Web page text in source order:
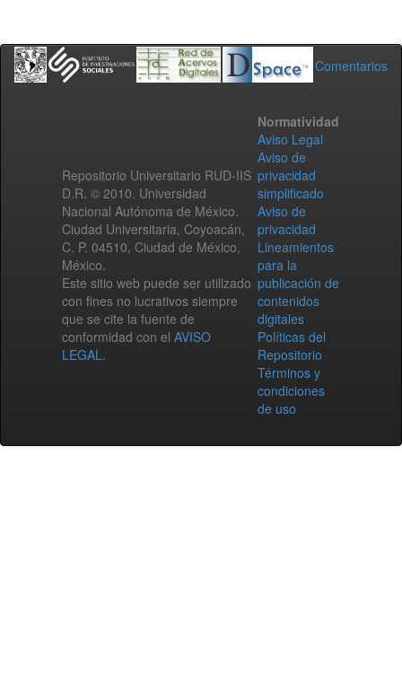
Comentarios
Repositorio Universitario RUD-IIS
D.R. © 2010. Universidad
Nacional Autónoma de México.
Ciudad Universitaria, Coyoacán,
C. P. 04510, Ciudad de México,
México.
Este sitio web puede ser utilizado
con fines no lucrativos siempre
que se cite la fuente de
conformidad con el AVISO
LEGAL.
Normatividad
Aviso Legal
Aviso de
privacidad
simplificado
Aviso de
privacidad
Lineamientos
para la
publicación de
contenidos
digitales
Políticas del
Repositorio
Términos y
condiciones
de uso